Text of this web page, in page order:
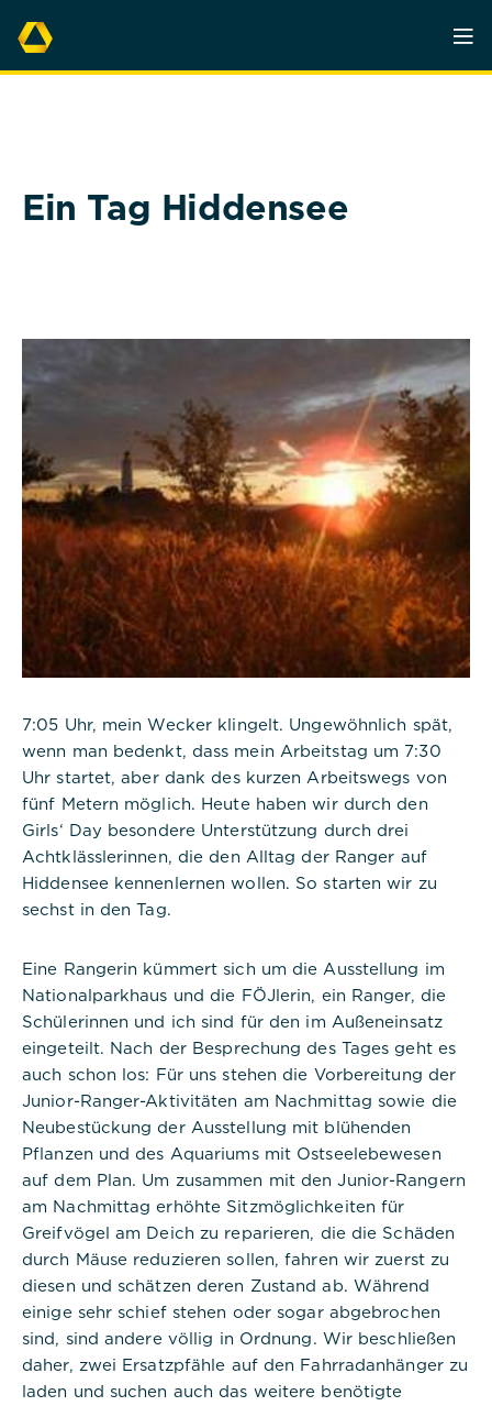
Ein Tag Hiddensee
7:05 Uhr, mein Wecker klingelt. Ungewöhnlich spät,
wenn man bedenkt, dass mein Arbeitstag um 7:30
Uhr startet, aber dank des kurzen Arbeitswegs von
fünf Metern möglich. Heute haben wir durch den
Girls‘ Day besondere Unterstützung durch drei
Achtklässlerinnen, die den Alltag der Ranger auf
Hiddensee kennenlernen wollen. So starten wir zu
sechst in den Tag.
Eine Rangerin kümmert sich um die Ausstellung im
Nationalparkhaus und die FÖJlerin, ein Ranger, die
Schülerinnen und ich sind für den im Außeneinsatz
eingeteilt. Nach der Besprechung des Tages geht es
auch schon los: Für uns stehen die Vorbereitung der
Junior-Ranger-Aktivitäten am Nachmittag sowie die
Neubestückung der Ausstellung mit blühenden
Pflanzen und des Aquariums mit Ostseelebewesen
auf dem Plan. Um zusammen mit den Junior-Rangern
am Nachmittag erhöhte Sitzmöglichkeiten für
Greifvögel am Deich zu reparieren, die die Schäden
durch Mäuse reduzieren sollen, fahren wir zuerst zu
diesen und schätzen deren Zustand ab. Während
einige sehr schief stehen oder sogar abgebrochen
sind, sind andere völlig in Ordnung. Wir beschließen
daher, zwei Ersatzpfähle auf den Fahrradanhänger zu
laden und suchen auch das weitere benötigte